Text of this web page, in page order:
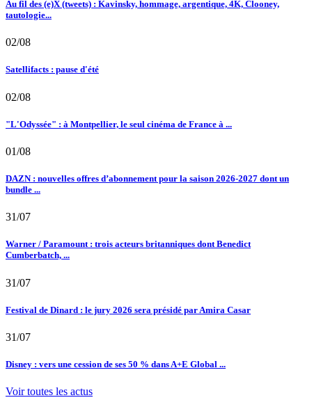
Au fil des (e)X (tweets) : Kavinsky, hommage, argentique, 4K, Clooney,
tautologie...
02/08
Satellifacts : pause d'été
02/08
"L'Odyssée" : à Montpellier, le seul cinéma de France à ...
01/08
DAZN : nouvelles offres d’abonnement pour la saison 2026-2027 dont un
bundle ...
31/07
Warner / Paramount : trois acteurs britanniques dont Benedict
Cumberbatch, ...
31/07
Festival de Dinard : le jury 2026 sera présidé par Amira Casar
31/07
Disney : vers une cession de ses 50 % dans A+E Global ...
Voir toutes les actus